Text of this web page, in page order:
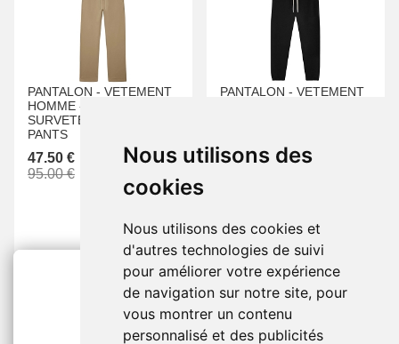
Nous utilisons des
cookies
Nous utilisons des cookies et
d'autres technologies de suivi
pour améliorer votre expérience
de navigation sur notre site, pour
vous montrer un contenu
personnalisé et des publicités
2€ OFFERTS
PANTALON - VETEMENT
HOMME -
SURVETEMENT -
PANTS
47.50 €
95.00 €
PANTALON - VETEMENT
47.50 €
-50 %